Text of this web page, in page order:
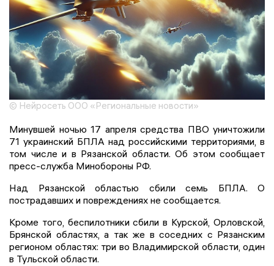
© Нейросеть ООО «Региональные новости»
Минувшей ночью 17 апреля средства ПВО уничтожили
71 украинский БПЛА над российскими территориями, в
том числе и в Рязанской области. Об этом сообщает
пресс-служба Минобороны РФ.
Над Рязанской областью сбили семь БПЛА. О
пострадавших и повреждениях не сообщается.
Кроме того, беспилотники сбили в Курской, Орловской,
Брянской областях, а так же в соседних с Рязанским
регионом областях: три во Владимирской области, один
в Тульской области.